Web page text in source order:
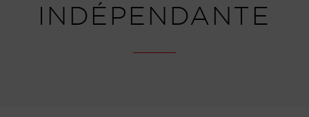
INDÉPENDANTE